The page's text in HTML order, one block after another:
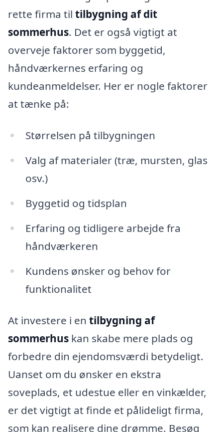
rette firma til tilbygning af dit
sommerhus. Det er også vigtigt at
overveje faktorer som byggetid,
håndværkernes erfaring og
kundeanmeldelser. Her er nogle faktorer
at tænke på:
Størrelsen på tilbygningen
Valg af materialer (træ, mursten, glas
osv.)
Byggetid og tidsplan
Erfaring og tidligere arbejde fra
håndværkeren
Kundens ønsker og behov for
funktionalitet
At investere i en tilbygning af
sommerhus kan skabe mere plads og
forbedre din ejendomsværdi betydeligt.
Uanset om du ønsker en ekstra
soveplads, et udestue eller en vinkælder,
er det vigtigt at finde et pålideligt firma,
som kan realisere dine drømme. Besøg